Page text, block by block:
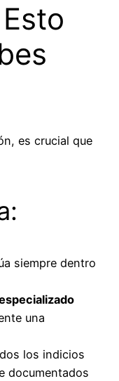
es crucial que
siempre dentro
una
los indicios
documentados